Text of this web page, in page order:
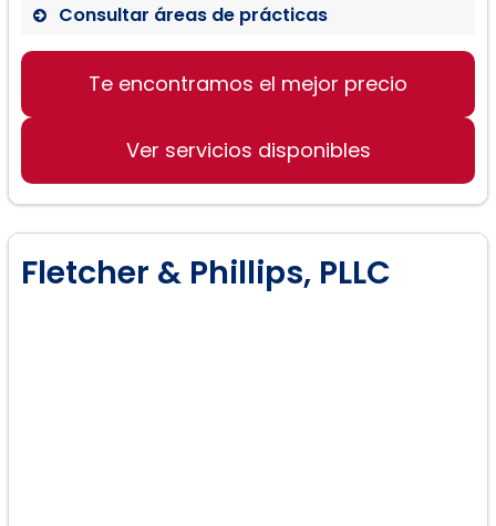
Consultar áreas de prácticas
Divorcio:
Te encontramos el mejor precio
Ver servicios disponibles
Fletcher & Phillips, PLLC